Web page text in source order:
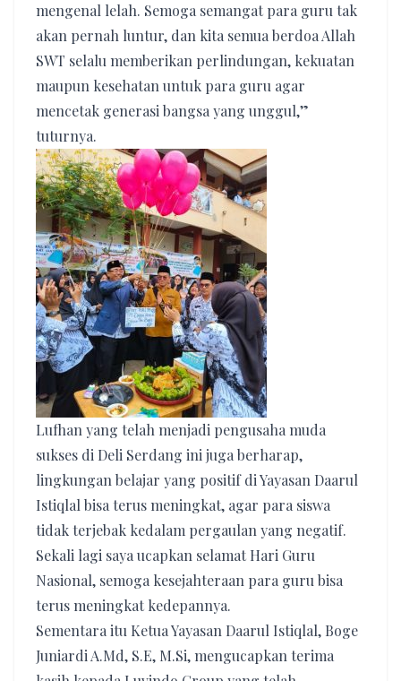
mengenal lelah. Semoga semangat para guru tak
akan pernah luntur, dan kita semua berdoa Allah
SWT selalu memberikan perlindungan, kekuatan
maupun kesehatan untuk para guru agar
mencetak generasi bangsa yang unggul,”
tuturnya.
Lufhan yang telah menjadi pengusaha muda
sukses di Deli Serdang ini juga berharap,
lingkungan belajar yang positif di Yayasan Daarul
Istiqlal bisa terus meningkat, agar para siswa
tidak terjebak kedalam pergaulan yang negatif.
Sekali lagi saya ucapkan selamat Hari Guru
Nasional, semoga kesejahteraan para guru bisa
terus meningkat kedepannya.
Sementara itu Ketua Yayasan Daarul Istiqlal, Boge
Juniardi A.Md, S.E, M.Si, mengucapkan terima